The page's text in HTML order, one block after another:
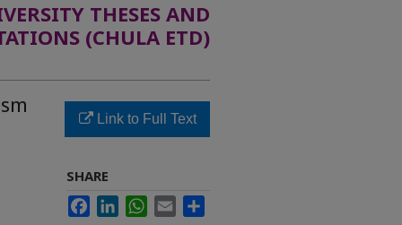
THESES AND
(CHULA ETD)
Link to Full Text
SHARE
FacebookLinkedInWhatsApp
Email